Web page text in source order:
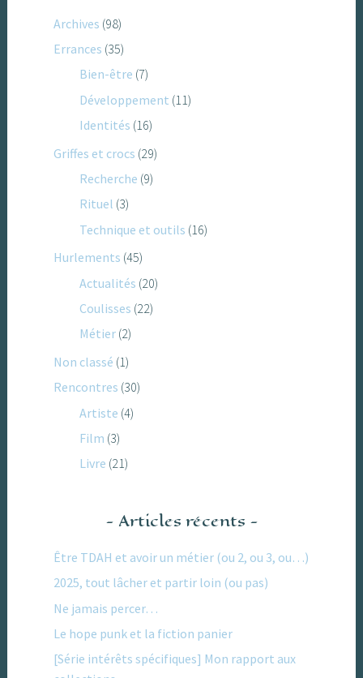
Archives (98)
Errances (35)
Bien-être (7)
Développement (11)
Identités (16)
Griffes et crocs (29)
Recherche (9)
Rituel (3)
Technique et outils (16)
Hurlements (45)
Actualités (20)
Coulisses (22)
Métier (2)
Non classé (1)
Rencontres (30)
Artiste (4)
Film (3)
Livre (21)
Articles récents
Être TDAH et avoir un métier (ou 2, ou 3, ou…)
2025, tout lâcher et partir loin (ou pas)
Ne jamais percer…
Le hope punk et la fiction panier
[Série intérêts spécifiques] Mon rapport aux